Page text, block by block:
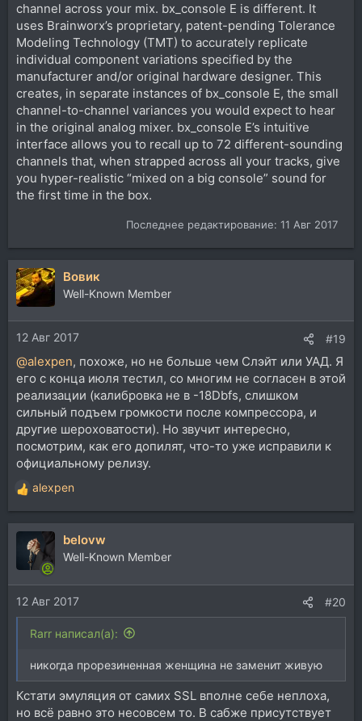
channel across your mix. bx_console E is different. It
uses Brainworx’s proprietary, patent-pending Tolerance
Modeling Technology (TMT) to accurately replicate
individual component variations specified by the
manufacturer and/or original hardware designer. This
creates, in separate instances of bx_console E, the small
channel-to-channel variances you would expect to hear
in the original analog mixer. bx_console E’s intuitive
interface allows you to recall up to 72 different-sounding
channels that, when strapped across all your tracks, give
you hyper-realistic “mixed on a big console” sound for
the first time in the box.
Последнее редактирование: 11 Авг 2017
Вовик
Well-Known Member
12 Авг 2017 #19
@alexpen, похоже, но не больше чем Слэйт или УАД. Я
его с конца июля тестил, со многим не согласен в этой
реализации (калибровка не в -18Dbfs, слишком
сильный подъем громкости после компрессора, и
другие шероховатости). Но звучит интересно,
посмотрим, как его допилят, что-то уже исправили к
официальному релизу.
Р
е
а
и
и
:
alexpen
belovw
Well-Known Member
12 Авг 2017 #20
Rarr написал(а):
никогда прорезиненная женщина не заменит живую
Кстати эмуляция от самих SSL вполне себе неплоха,
но всё равно это несовсем то. В сабже присутствует